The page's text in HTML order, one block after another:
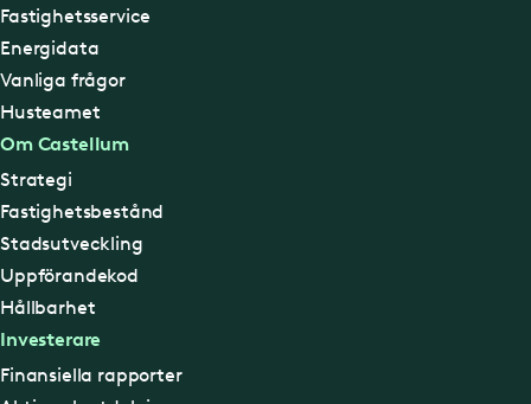
Fastighetsservice
Energidata
Vanliga frågor
Husteamet
Om Castellum
Strategi
Fastighetsbestånd
Stadsutveckling
Uppförandekod
Hållbarhet
Investerare
Finansiella rapporter